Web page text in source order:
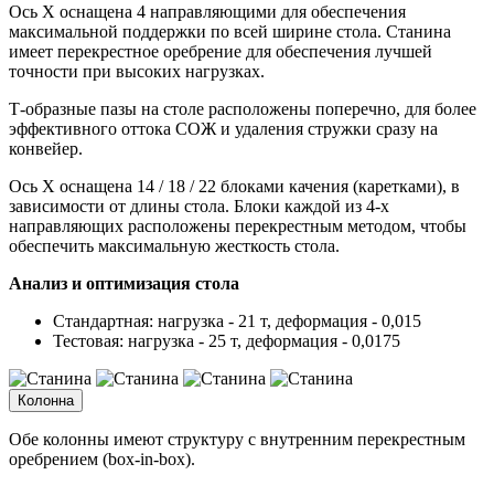
Ось X оснащена 4 направляющими для обеспечения
максимальной поддержки по всей ширине стола. Станина
имеет перекрестное оребрение для обеспечения лучшей
точности при высоких нагрузках.
Т-образные пазы на столе расположены поперечно, для более
эффективного оттока СОЖ и удаления стружки сразу на
конвейер.
Ось X оснащена 14 / 18 / 22 блоками качения (каретками), в
зависимости от длины стола. Блоки каждой из 4-х
направляющих расположены перекрестным методом, чтобы
обеспечить максимальную жесткость стола.
Анализ и оптимизация стола
Стандартная: нагрузка - 21 т, деформация - 0,015
Тестовая: нагрузка - 25 т, деформация - 0,0175
Колонна
Обе колонны имеют структуру с внутренним перекрестным
оребрением (box-in-box).